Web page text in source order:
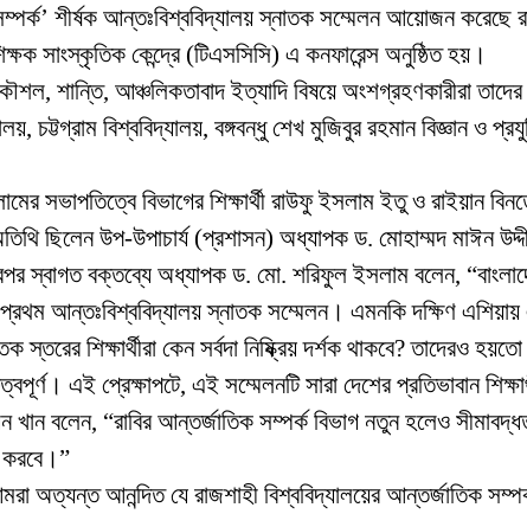
শীর্ষক আন্তঃবিশ্ববিদ্যালয় স্নাতক সম্মেলন আয়োজন করেছে
সাংস্কৃতিক কেন্দ্রে (টিএসসিসি) এ কনফারেন্স অনুষ্ঠিত হয়।
শান্তি, আঞ্চলিকতাবাদ ইত্যাদি বিষয়ে অংশগ্রহণকারীরা
চট্টগ্রাম বিশ্ববিদ্যালয়, বঙ্গবন্ধু শেখ মুজিবুর রহমান বিজ্ঞান ও
সভাপতিত্বে বিভাগের শিক্ষার্থী রাউফু ইসলাম ইতু ও রাইয়ান
ছিলেন উপ-উপাচার্য (প্রশাসন) অধ্যাপক ড. মোহাম্মদ মাঈন
স্বাগত বক্তব্যে অধ্যাপক ড. মো. শরিফুল ইসলাম বলেন,
আন্তঃবিশ্ববিদ্যালয় স্নাতক সম্মেলন। এমনকি দক্ষিণ
শিক্ষার্থীরা কেন সর্বদা নিষ্ক্রিয় দর্শক থাকবে? তাদেরও
এই প্রেক্ষাপটে, এই সম্মেলনটি সারা দেশের প্রতিভাবান
খান বলেন, “রাবির আন্তর্জাতিক সম্পর্ক বিভাগ নতুন হলেও
অত্যন্ত আনন্দিত যে রাজশাহী বিশ্ববিদ্যালয়ের আন্তর্জাতিক